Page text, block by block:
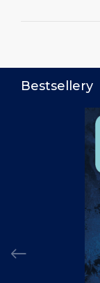
Bestsellery